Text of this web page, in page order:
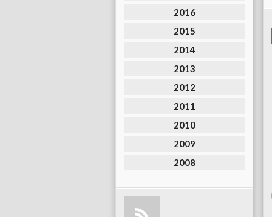
2016
2015
2014
2013
2012
2011
2010
2009
2008